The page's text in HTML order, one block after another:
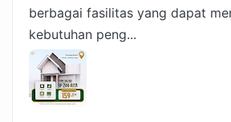
berbagai fasilitas yang dapat
kebutuhan peng...